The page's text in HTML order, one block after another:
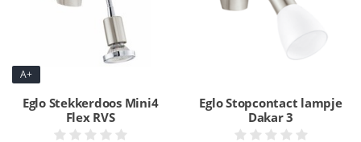
A+
Eglo Stekkerdoos Mini4
Flex RVS
Eglo Stopcontact lampje
Dakar 3